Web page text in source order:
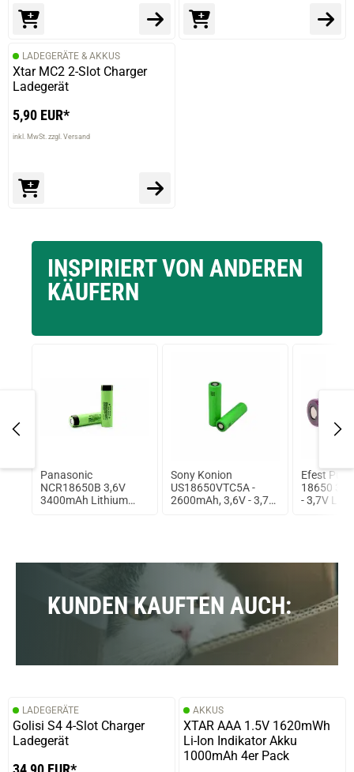
LADEGERÄTE & AKKUS
Xtar MC2 2-Slot Charger
Ladegerät
5,90 EUR*
inkl. MwSt. zzgl. Versand
INSPIRIERT VON ANDEREN
KÄUFERN
Panasonic
NCR18650B 3,6V
3400mAh Lithium
Sony Konion
US18650VTC5A -
2600mAh, 3,6V - 3,7V
Efest
18650
- 3,7V Li-
KUNDEN KAUFTEN AUCH:
LADEGERÄTE
Golisi S4 4-Slot Charger
Ladegerät
AKKUS
XTAR AAA 1.5V 1620mWh
Li-Ion Indikator Akku
1000mAh 4er Pack